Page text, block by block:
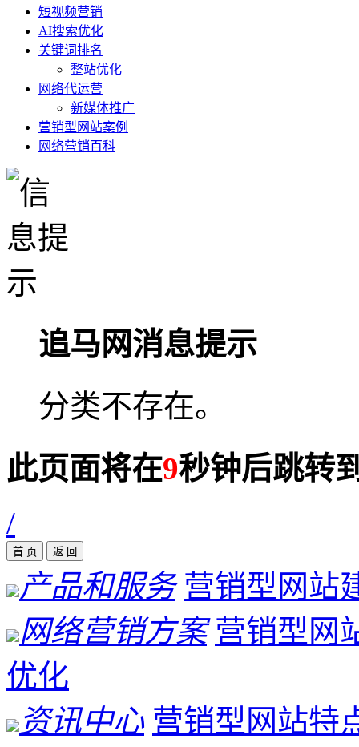
短视频营销
AI搜索优化
关键词排名
整站优化
网络代运营
新媒体推广
营销型网站案例
网络营销百科
追马网消息提示
分类不存在。
此页面将在9秒钟后跳转
/
产品和服务 营销型网站
网络营销方案 营销型网
优化
资讯中心 营销型网站特